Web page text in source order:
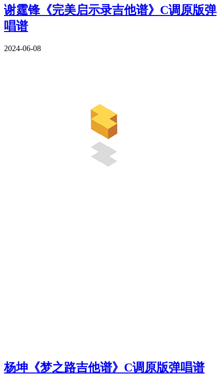
谢霆锋《完美启示录吉他谱》C调原版弹
唱谱
2024-06-08
杨坤《梦之路吉他谱》C调原版弹唱谱